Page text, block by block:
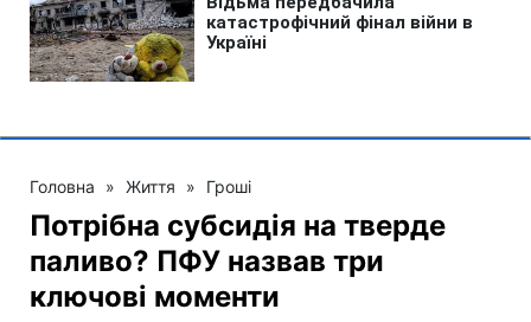
Головна » Життя » Гроші
Потрібна субсидія на тверде
паливо? ПФУ назвав три
ключові моменти